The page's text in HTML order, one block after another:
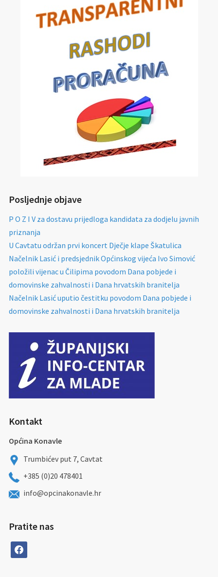
Posljednje objave
P O Z I V za dostavu prijedloga kandidata za dodjelu javnih
priznanja
U Cavtatu održan prvi koncert Dječje klape Škatulica
Načelnik Lasić i predsjednik Općinskog vijeća Ivo Simović
položili vijenac u Čilipima povodom Dana pobjede i
domovinske zahvalnosti i Dana hrvatskih branitelja
Načelnik Lasić uputio čestitku povodom Dana pobjede i
domovinske zahvalnosti i Dana hrvatskih branitelja
Kontakt
Općina Konavle
Trumbićev put 7, Cavtat
+385 (0)20 478401
info@opcinakonavle.hr
Pratite nas
facebook